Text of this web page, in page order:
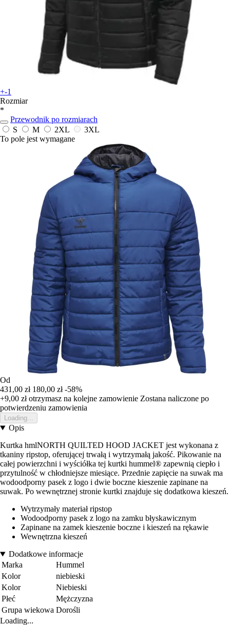
+-1
Rozmiar
*
Przewodnik po rozmiarach
S
M 2XL
3XL
To pole jest wymagane
Od
431,00 zł 180,00 zł -58%
+9,00 złotrzymasz na kolejne zamowienie Zostana naliczone po
potwierdzeniu zamowienia
Loading...
Opis
Kurtka hmlNORTH QUILTED HOOD JACKET jest wykonana z
tkaniny ripstop, oferującej trwałą i wytrzymałą jakość. Pikowanie na
całej powierzchni i wyściółka tej kurtki hummel® zapewnią ciepło i
przytulność w chłodniejsze miesiące. Przednie zapięcie na suwak ma
wodoodporny pasek z logo i dwie boczne kieszenie zapinane na
suwak. Po wewnętrznej stronie kurtki znajduje się dodatkowa kieszeń.
Wytrzymały materiał ripstop
Wodoodporny pasek z logo na zamku błyskawicznym
Zapinane na zamek kieszenie boczne i kieszeń na rękawie
Wewnętrzna kieszeń
Dodatkowe informacje
Marka
Hummel
Kolor
niebieski
Kolor
Niebieski
Płeć
Mężczyzna
Grupa wiekowa Dorośli
Loading...